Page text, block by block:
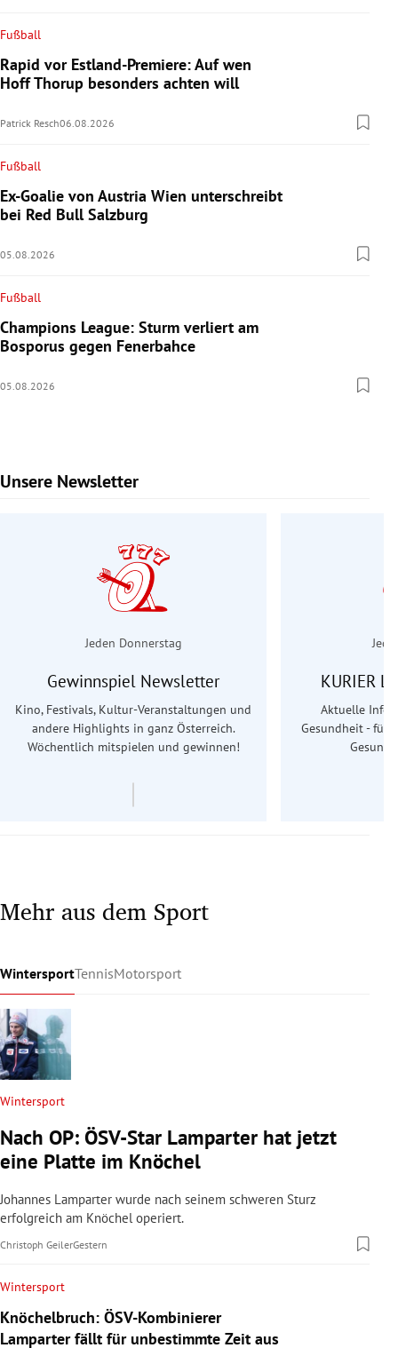
Fußball
Rapid vor Estland-Premiere: Auf wen
Hoff Thorup besonders achten will
Patrick Resch06.08.2026
Fußball
Ex-Goalie von Austria Wien unterschreibt
bei Red Bull Salzburg
05.08.2026
Fußball
Champions League: Sturm verliert am
Bosporus gegen Fenerbahce
05.08.2026
Unsere Newsletter
Slide 1 von 7
Jeden Donnerstag
Gewinnspiel Newsletter
Kino, Festivals, Kultur-Veranstaltungen und
andere Highlights in ganz Österreich.
Wöchentlich mitspielen und gewinnen!
KURIER
Aktuelle
Gesundheit - für
Mehr aus dem Sport
WintersportTennisMotorsport
Wintersport
Nach OP: ÖSV-Star Lamparter hat jetzt
eine Platte im Knöchel
Johannes Lamparter wurde nach seinem schweren Sturz
erfolgreich am Knöchel operiert.
Christoph GeilerGestern
Wintersport
Knöchelbruch: ÖSV-Kombinierer
Lamparter fällt für unbestimmte Zeit aus